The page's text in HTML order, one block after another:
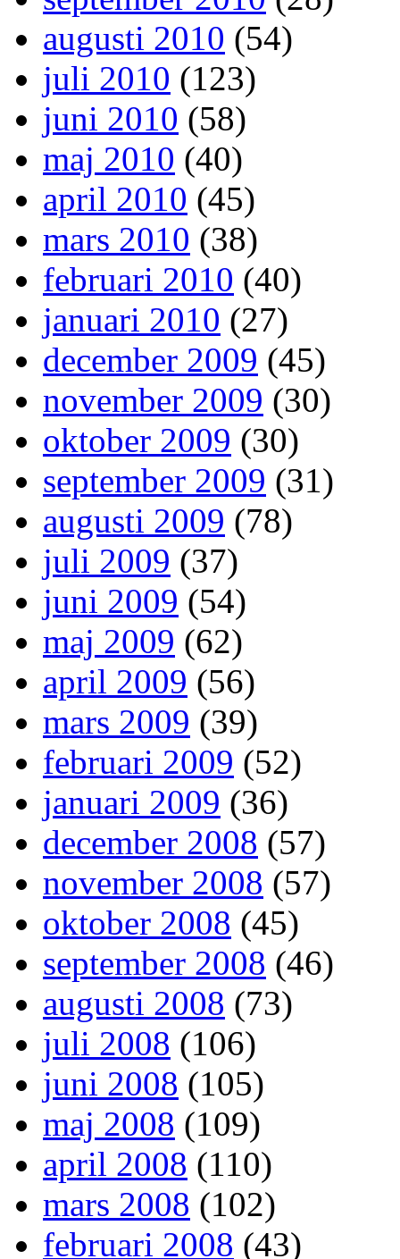
augusti 2010 (54)
juli 2010 (123)
juni 2010 (58)
maj 2010 (40)
april 2010 (45)
mars 2010 (38)
februari 2010 (40)
januari 2010 (27)
december 2009 (45)
november 2009 (30)
oktober 2009 (30)
september 2009 (31)
augusti 2009 (78)
juli 2009 (37)
juni 2009 (54)
maj 2009 (62)
april 2009 (56)
mars 2009 (39)
februari 2009 (52)
januari 2009 (36)
december 2008 (57)
november 2008 (57)
oktober 2008 (45)
september 2008 (46)
augusti 2008 (73)
juli 2008 (106)
juni 2008 (105)
maj 2008 (109)
april 2008 (110)
mars 2008 (102)
februari 2008 (43)